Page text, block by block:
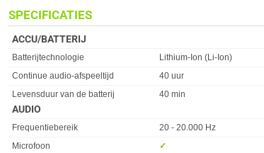
SPECIFICATIES
ACCU/BATTERIJ
Eigenschap Waarde
Batterijtechnologie
Lithium-Ion (Li-Ion)
Continue audio-afspeeltijd
40 uur
Levensduur van de batterij
40 min
AUDIO
Eigenschap Waarde
Frequentiebereik
20 - 20.000 Hz
Microfoon
✓︎